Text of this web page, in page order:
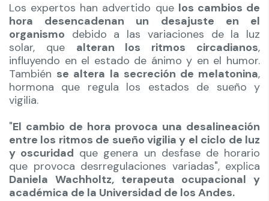
Los expertos han advertido que los cambios de
hora desencadenan un desajuste en el
organismo debido a las variaciones de la luz
solar, que alteran los ritmos circadianos,
influyendo en el estado de ánimo y en el humor.
También se altera la secreción de melatonina,
hormona que regula los estados de sueño y
vigilia.
"El cambio de hora provoca una desalineación
entre los ritmos de sueño vigilia y el ciclo de luz
y oscuridad que genera un desfase de horario
que provoca desrregulaciones variadas", explica
Daniela Wachholtz, terapeuta ocupacional y
académica de la Universidad de los Andes.